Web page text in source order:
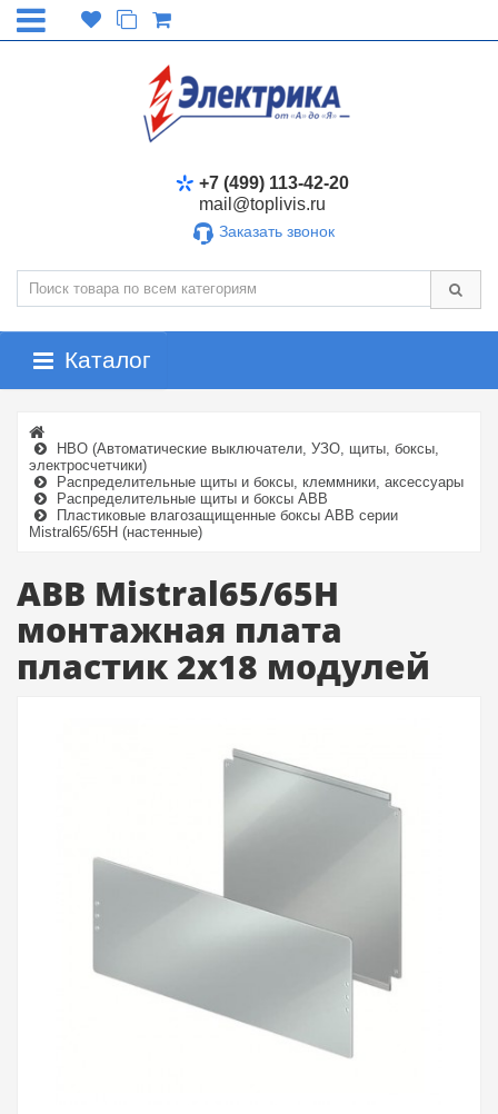
+7 (499) 113-42-20
mail@toplivis.ru
Заказать звонок
Каталог
НВО (Автоматические выключатели, УЗО, щиты, боксы,
электросчетчики)
Распределительные щиты и боксы, клеммники, аксессуары
Распределительные щиты и боксы ABB
Пластиковые влагозащищенные боксы ABB серии
Mistral65/65H (настенные)
АВВ Mistral65/65H
монтажная плата
пластик 2х18 модулей